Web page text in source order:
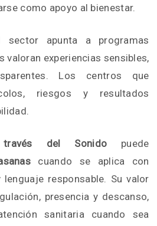
como apoyo al bienestar.
sector apunta a programas
valoran experiencias sensibles,
Los centros que
riesgos y resultados
del Sonido puede
cuando se aplica con
responsable. Su valor
presencia y descanso,
sanitaria cuando sea